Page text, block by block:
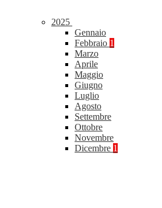
2025
Gennaio
Febbraio 1
Marzo
Aprile
Maggio
Giugno
Luglio
Agosto
Settembre
Ottobre
Novembre
Dicembre 1